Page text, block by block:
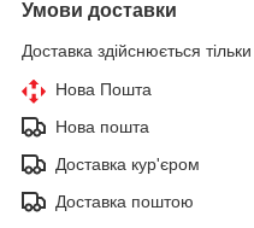
Умови доставки
Доставка здійснюється
Нова Пошта
Нова пошта
Доставка кур'єром
Доставка поштою